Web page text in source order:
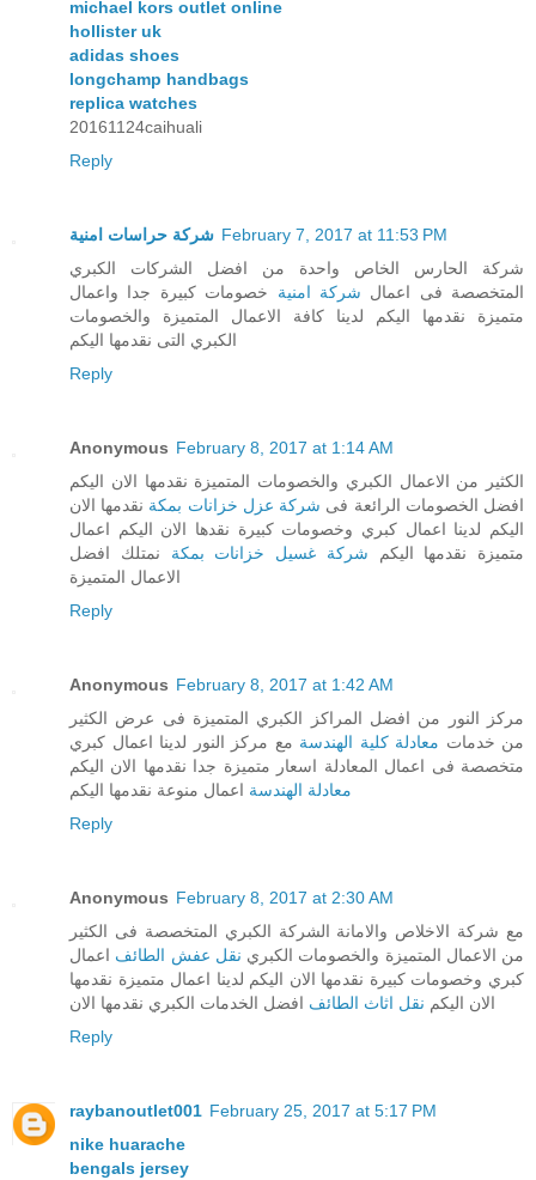
michael kors outlet online
hollister uk
adidas shoes
longchamp handbags
replica watches
20161124caihuali
Reply
شركة حراسات امنية February 7, 2017 at 11:53 PM
شركة الحارس الخاص واحدة من افضل الشركات الكبري
المتخصصة فى اعمال شركة امنية خصومات كبيرة جدا واعمال
متميزة نقدمها اليكم لدينا كافة الاعمال المتميزة والخصومات
الكبري التى نقدمها اليكم
Reply
Anonymous February 8, 2017 at 1:14 AM
الكثير من الاعمال الكبري والخصومات المتميزة نقدمها الان اليكم
افضل الخصومات الرائعة فى شركة عزل خزانات بمكة نقدمها الان
اليكم لدينا اعمال كبري وخصومات كبيرة نقدها الان اليكم اعمال
متميزة نقدمها اليكم شركة غسيل خزانات بمكة نمتلك افضل
الاعمال المتميزة
Reply
Anonymous February 8, 2017 at 1:42 AM
مركز النور من افضل المراكز الكبري المتميزة فى عرض الكثير
من خدمات معادلة كلية الهندسة مع مركز النور لدينا اعمال كبري
متخصصة فى اعمال المعادلة اسعار متميزة جدا نقدمها الان اليكم
معادلة الهندسة اعمال منوعة نقدمها اليكم
Reply
Anonymous February 8, 2017 at 2:30 AM
مع شركة الاخلاص والامانة الشركة الكبري المتخصصة فى الكثير
من الاعمال المتميزة والخصومات الكبري نقل عفش الطائف اعمال
كبري وخصومات كبيرة نقدمها الان اليكم لدينا اعمال متميزة نقدمها
الان اليكم نقل اثاث الطائف افضل الخدمات الكبري نقدمها الان
Reply
raybanoutlet001 February 25, 2017 at 5:17 PM
nike huarache
bengals jersey